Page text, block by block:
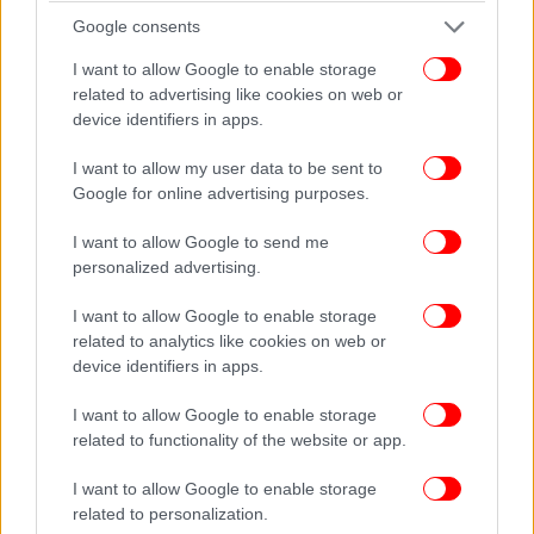
Google consents
I want to allow Google to enable storage
related to advertising like cookies on web or
device identifiers in apps.
I want to allow my user data to be sent to
Google for online advertising purposes.
I want to allow Google to send me
personalized advertising.
I want to allow Google to enable storage
related to analytics like cookies on web or
device identifiers in apps.
I want to allow Google to enable storage
related to functionality of the website or app.
I want to allow Google to enable storage
related to personalization.
23 βαθμούς Κελσίου. Στο εσωτερικό της Ηπείρου 3
με 4 βαθμούς χαμηλότερη.
ΑΝΑΤΟΛΙΚΗ ΣΤΕΡΕΑ, ΕΥΒΟΙΑ, ΑΝΑΤΟΛΙΚΗ
ΠΕΛΟΠΟΝΝΗΣΟΣ